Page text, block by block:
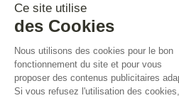
LA MARQUE
INFOS UTILES
Ce site utilise
des Cookies
Nous utilisons des cookies pour le bon
fonctionnement du site et pour vous
proposer des contenus publicitaires
Si vous refusez l'utilisation des